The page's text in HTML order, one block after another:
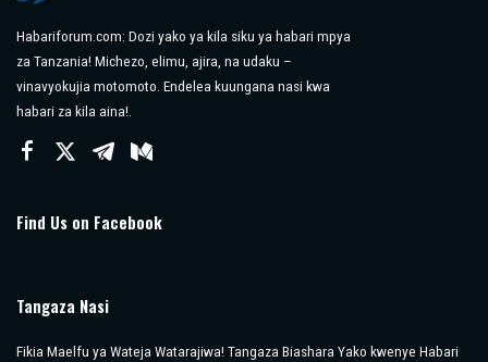
Habariforum.com: Dozi yako ya kila siku ya habari mpya
za Tanzania! Michezo, elimu, ajira, na udaku –
vinavyokujia motomoto. Endelea kuungana nasi kwa
habari za kila aina!.
Find Us on Facebook
Tangaza Nasi
Fikia Maelfu ya Wateja Watarajiwa! Tangaza Biashara Yako kwenye Habari